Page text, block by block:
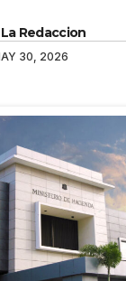
La Redaccion
30, 2026